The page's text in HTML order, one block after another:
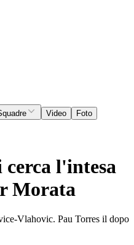
Video Foto
l'intesa
Morata
Vlahovic. Pau Torres il dopo